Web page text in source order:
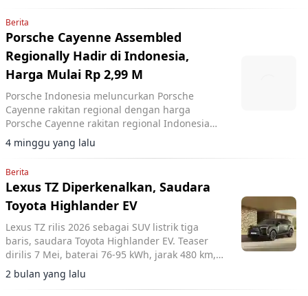
Berita
Porsche Cayenne Assembled
Regionally Hadir di Indonesia,
Harga Mulai Rp 2,99 M
Porsche Indonesia meluncurkan Porsche
Cayenne rakitan regional dengan harga
Porsche Cayenne rakitan regional Indonesia
mulai Rp 2,99 miliar. SUV ini dilengkapi mesin
V6 turbo 353 PS.
4 minggu yang lalu
Berita
Lexus TZ Diperkenalkan, Saudara
Toyota Highlander EV
Lexus TZ rilis 2026 sebagai SUV listrik tiga
baris, saudara Toyota Highlander EV. Teaser
dirilis 7 Mei, baterai 76-95 kWh, jarak 480 km,
fitur Lexus Safety System+ 4.0.
2 bulan yang lalu